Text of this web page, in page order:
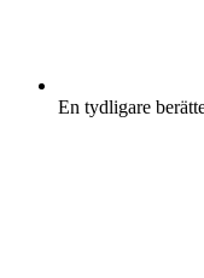
En tydligare